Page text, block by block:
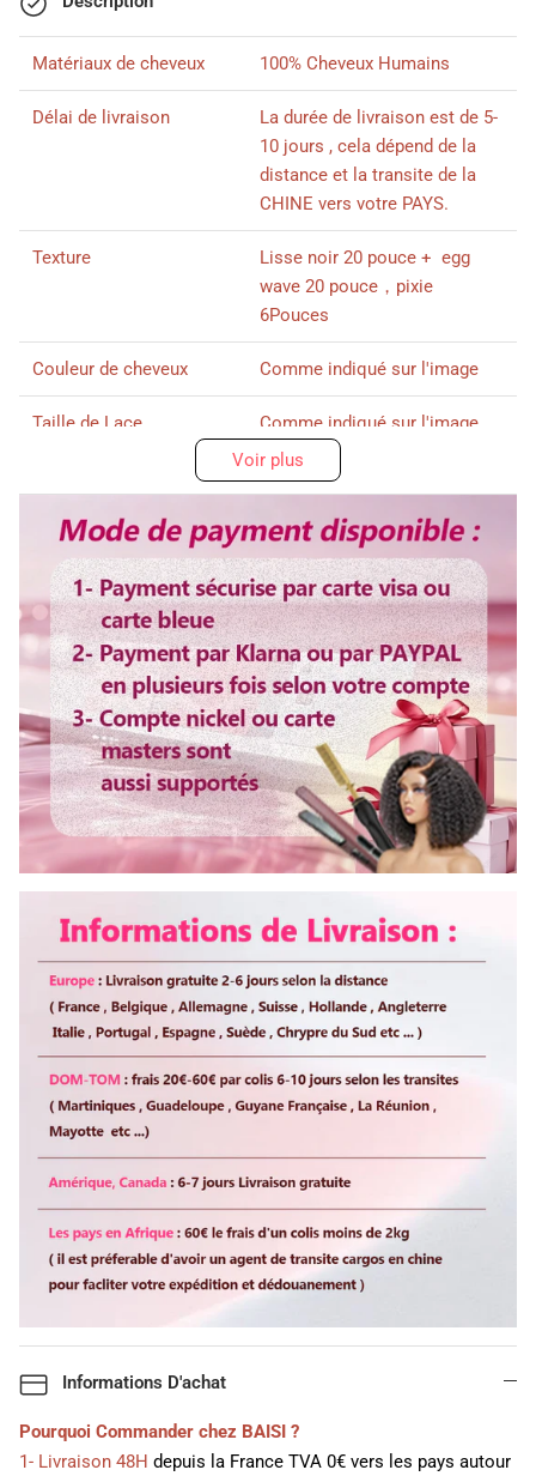
Matériaux de cheveux 100% Cheveux Humains
Délai de livraison
La durée de livraison est de 5-
10 jours , cela dépend de la
distance et la transite de la
CHINE vers votre PAYS.
Texture
Lisse noir 20 pouce + egg
wave 20 pouce，pixie
6Pouces
Couleur de cheveux Comme indiqué sur l'image
Taille de Lace Comme indiqué sur l'image
200% densité
Longueur Comme indiqué sur l'image
Délai d'utilisation Plus de 3 ans
Couleur de dentelle Dentelle transparent
Bandes élastique Ajustable
Colorable ou décolorable Oui
Lisser ou boucler au fer Oui
Voir plus
Informations D'achat
Pourquoi Commander chez BAISI ?
1- Livraison 48H depuis la France TVA 0€ vers les pays autour